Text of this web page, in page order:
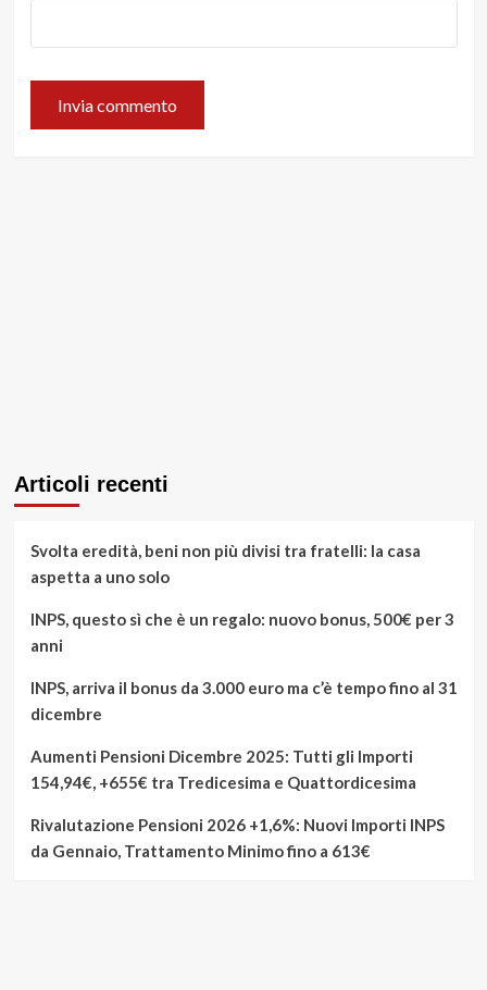
Articoli recenti
Svolta eredità, beni non più divisi tra fratelli: la casa
aspetta a uno solo
INPS, questo sì che è un regalo: nuovo bonus, 500€ per 3
anni
INPS, arriva il bonus da 3.000 euro ma c’è tempo fino al 31
dicembre
Aumenti Pensioni Dicembre 2025: Tutti gli Importi
154,94€, +655€ tra Tredicesima e Quattordicesima
Rivalutazione Pensioni 2026 +1,6%: Nuovi Importi INPS
da Gennaio, Trattamento Minimo fino a 613€